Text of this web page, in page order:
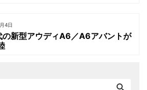
4日
の新型アウディA6／A6アバントが